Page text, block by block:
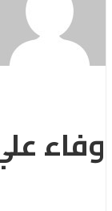
وفاء